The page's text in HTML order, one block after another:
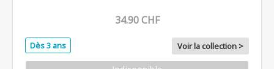
34.90 CHF
Dès 3 ans Voir la collection >